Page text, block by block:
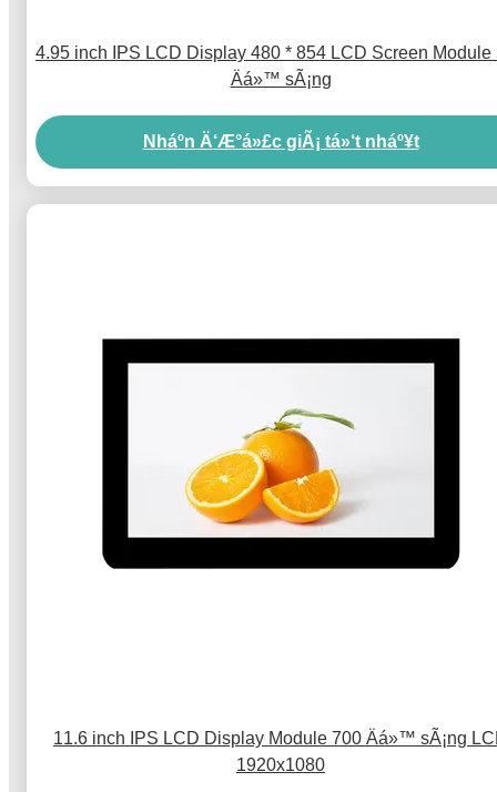
4.95 inch IPS LCD Display 480 * 854 LCD Screen Module
Äá»™ sÃ¡ng
Nháº­n Ä‘Æ°á»£c giÃ¡ tá»‘t nháº¥t
11.6 inch IPS LCD Display Module 700 Äá»™ sÃ¡ng
1920x1080